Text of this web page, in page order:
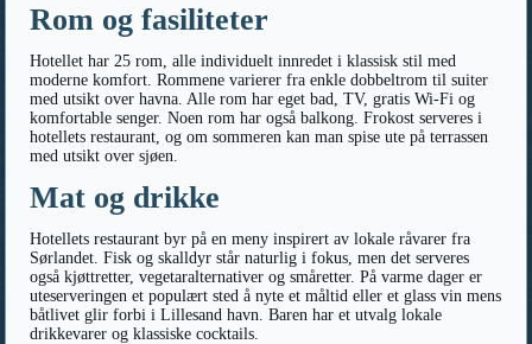
Rom og fasiliteter
Hotellet har 25 rom, alle individuelt innredet i klassisk stil med
moderne komfort. Rommene varierer fra enkle dobbeltrom til suiter
med utsikt over havna. Alle rom har eget bad, TV, gratis Wi-Fi og
komfortable senger. Noen rom har også balkong. Frokost serveres i
hotellets restaurant, og om sommeren kan man spise ute på terrassen
med utsikt over sjøen.
Mat og drikke
Hotellets restaurant byr på en meny inspirert av lokale råvarer fra
Sørlandet. Fisk og skalldyr står naturlig i fokus, men det serveres
også kjøttretter, vegetaralternativer og småretter. På varme dager er
uteserveringen et populært sted å nyte et måltid eller et glass vin mens
båtlivet glir forbi i Lillesand havn. Baren har et utvalg lokale
drikkevarer og klassiske cocktails.